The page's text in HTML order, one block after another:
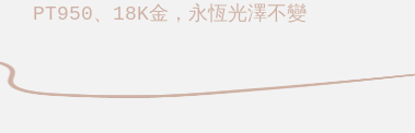
PT950、18K金，永恆光澤不變